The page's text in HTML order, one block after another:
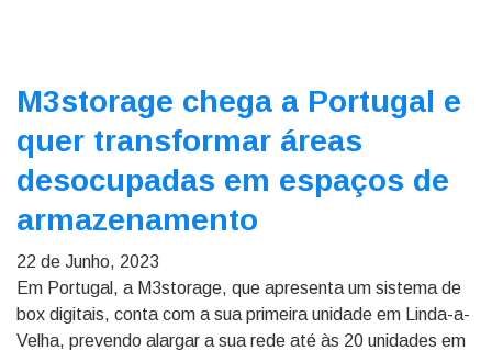
M3storage chega a Portugal e
quer transformar áreas
desocupadas em espaços de
armazenamento
22 de Junho, 2023
Em Portugal, a M3storage, que apresenta um sistema de
box digitais, conta com a sua primeira unidade em Linda-a-
Velha, prevendo alargar a sua rede até às 20 unidades em